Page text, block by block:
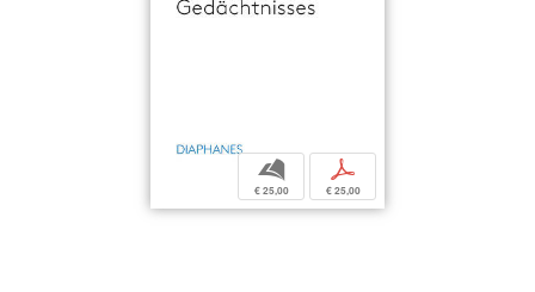
b
€ 25,00
p
€ 25,00